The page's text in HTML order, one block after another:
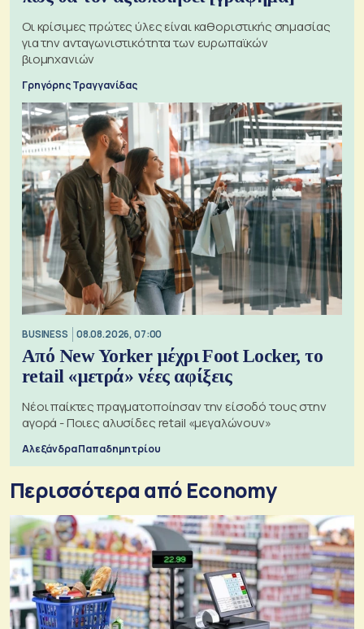
Οι κρίσιμες πρώτες ύλες είναι καθοριστικής σημασίας
για την ανταγωνιστικότητα των ευρωπαϊκών
βιομηχανιών
Γρηγόρης Τραγγανίδας
BUSINESS 08.08.2026, 07:00
Από New Yorker μέχρι Foot Locker, το
retail «μετρά» νέες αφίξεις
Νέοι παίκτες πραγματοποίησαν την είσοδό τους στην
αγορά - Ποιες αλυσίδες retail «μεγαλώνουν»
Αλεξάνδρα Παπαδημητρίου
Περισσότερα από Economy